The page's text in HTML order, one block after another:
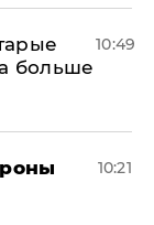
больше
10:49
10:21